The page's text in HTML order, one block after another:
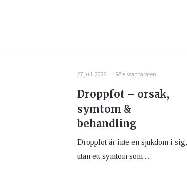
27 juli, 2026 Rörelseapparaten
Droppfot – orsak,
symtom &
behandling
Droppfot är inte en sjukdom i sig,
utan ett symtom som ...